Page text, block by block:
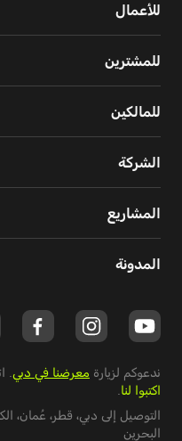
للأعمال
للمشترين
للمالكين
الشركة
المشاريع
المدونة
ندعوكم لزيارة معرضنا في دبي .
اكتبوا لنا
التوصيل إلى دبي، قطر، عُمان،
البحرين